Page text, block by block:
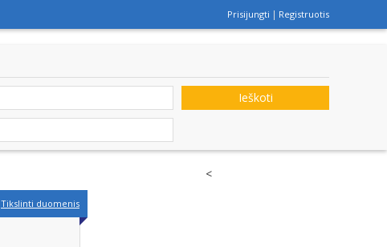
Prisijungti Registruotis
Ieškoti
Tikslinti duomenis
<